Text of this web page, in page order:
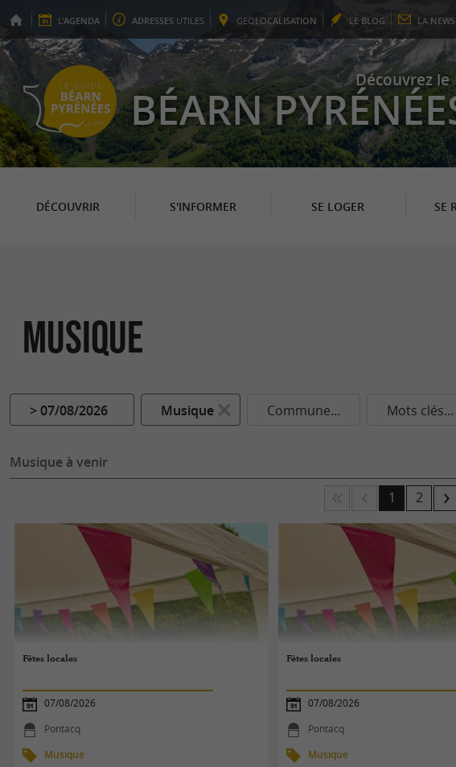
L'AGENDA ADRESSES UTILES GEOLOCALISATION LE BLOG LA
Découvrez le
BÉARN
DÉCOUVRIR S'INFORMER SE LOGER SE
Musique
> 07/08/2026 Musique Commune... Mots clés...
Musique à venir
1 2
Fêtes locales
07/08/2026
Pontacq
Musique
Fêtes locales
07/08/2026
Pontacq
Musique